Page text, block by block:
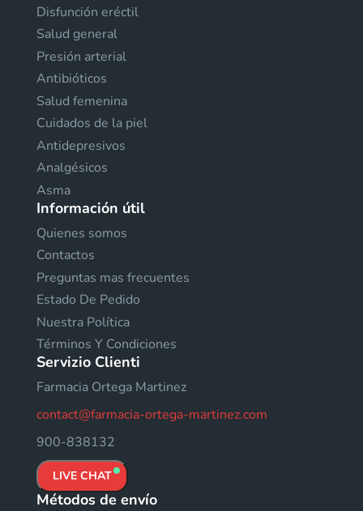
Disfunción eréctil
Salud general
Presión arterial
Antibióticos
Salud femenina
Cuidados de la piel
Antidepresivos
Analgésicos
Asma
Información útil
Quienes somos
Contactos
Preguntas mas frecuentes
Estado De Pedido
Nuestra Política
Términos Y Condiciones
Servizio Clienti
Farmacia Ortega Martinez
contact@farmacia-ortega-martinez.com
900-838132
LIVE CHAT
Métodos de envío